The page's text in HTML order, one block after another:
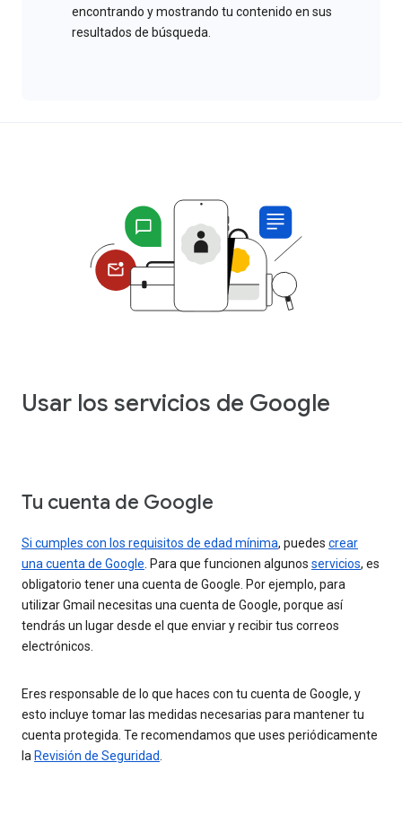
encontrando y mostrando tu contenido en sus
resultados de búsqueda.
Usar los servicios de Google
Tu cuenta de Google
Si cumples con los requisitos de edad mínima, puedes crear
una cuenta de Google. Para que funcionen algunos servicios, es
obligatorio tener una cuenta de Google. Por ejemplo, para
utilizar Gmail necesitas una cuenta de Google, porque así
tendrás un lugar desde el que enviar y recibir tus correos
electrónicos.
Eres responsable de lo que haces con tu cuenta de Google, y
esto incluye tomar las medidas necesarias para mantener tu
cuenta protegida. Te recomendamos que uses periódicamente
la Revisión de Seguridad.